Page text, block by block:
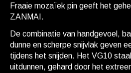
Fraaie mozaïek pin geeft het
ZANMAI.
De combinatie van handgevoel,
dunne en scherpe snijvlak geven
tijdens het snijden. Het VG10
uitdunnen, gehard door het